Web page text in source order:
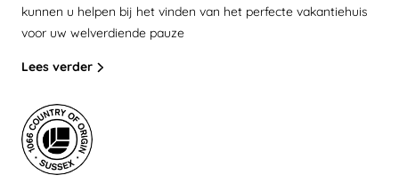
kunnen u helpen bij het vinden van het perfecte vakantiehuis
voor uw welverdiende pauze
Lees verder